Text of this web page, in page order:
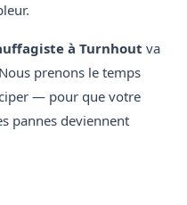
à Turnhout va
prenons le temps
— pour que votre
pannes deviennent